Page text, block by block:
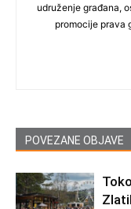
udruženje građana,
promocije prava
POVEZANE OBJAVE